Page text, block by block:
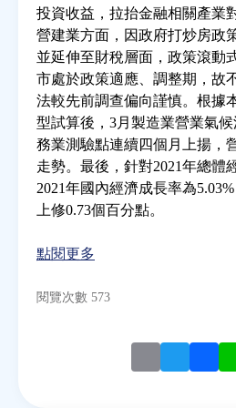
電子報
相關連結
訂閱電子
投資收益，拉抬金融相關產業
營建業方面，因政府打炒房政
並延伸至財稅層面，政策滾動
市處於政策適應、調整期，故
法較先前調查偏向謹慎。根據
型試算後，3月製造業營業氣
務業測驗點連續四個月上揚，
走勢。最後，針對2021年總體
2021年國內經濟成長率為
上修0.73個百分點。
點閱更多
閱覽次數 573